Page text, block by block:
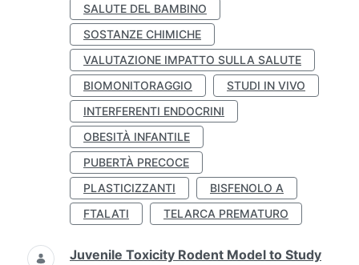
SALUTE DEL BAMBINO
SOSTANZE CHIMICHE
VALUTAZIONE IMPATTO SULLA SALUTE
BIOMONITORAGGIO
STUDI IN VIVO
INTERFERENTI ENDOCRINI
OBESITÀ INFANTILE
PUBERTÀ PRECOCE
PLASTICIZZANTI
BISFENOLO A
FTALATI
TELARCA PREMATURO
Juvenile Toxicity Rodent Model to Study